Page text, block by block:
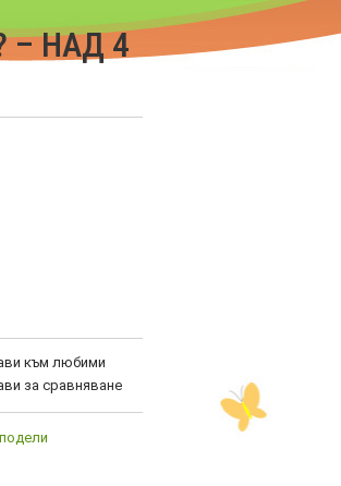
– НАД 4
към любими
за сравняване